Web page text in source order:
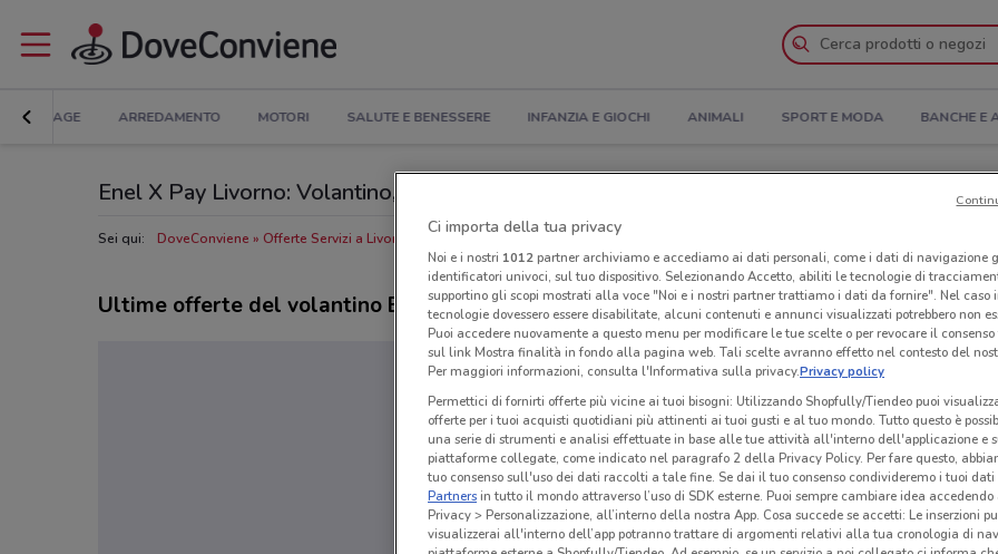
BRICOLAGE ARREDAMENTO MOTORI SALUTE E BENESSERE INFANZIA E GIOCHI ANIMALI SPORT E MODA BANCHE E
Enel X Pay Livorno: Volantino, Orari di apertura e Indirizzi
Sei qui: DoveConviene Offerte Servizi a Livorno Negozi Enel X Pay a Livorno
Ultime offerte del volantino Enel X Pay
Ci importa della tua privacy
Noi e i nostri 1012partner archiviamo e accediamo ai dati personali, come i dati di navigazione
identificatori univoci, sul tuo dispositivo. Selezionando Accetto, abiliti le tecnologie di
supportino gli scopi mostrati alla voce "Noi e i nostri partner trattiamo i dati da fornire". Nel caso
tecnologie dovessero essere disabilitate, alcuni contenuti e annunci visualizzati potrebbero non
Puoi accedere nuovamente a questo menu per modificare le tue scelte o per revocare il
sul link Mostra finalità in fondo alla pagina web. Tali scelte avranno effetto nel contesto del
Per maggiori informazioni, consulta l'Informativa sulla privacy.Privacy policy
Permettici di fornirti offerte più vicine ai tuoi bisogni: Utilizzando Shopfully/Tiendeo puoi
offerte per i tuoi acquisti quotidiani più attinenti ai tuoi gusti e al tuo mondo. Tutto questo è
una serie di strumenti e analisi effettuate in base alle tue attività all'interno dell'applicazione e
piattaforme collegate, come indicato nel paragrafo 2 della Privacy Policy. Per fare questo,
tuo consenso sull'uso dei dati raccolti a tale fine. Se dai il tuo consenso condivideremo i tuoi dati
Partnersin tutto il mondo attraverso l’uso di SDK esterne. Puoi sempre cambiare idea accedendo
Privacy > Personalizzazione, all’interno della nostra App. Cosa succede se accetti: Le inserzioni
visualizzerai all'interno dell’app potranno trattare di argomenti relativi alla tua cronologia di